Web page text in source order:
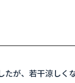
たが、若干涼しく